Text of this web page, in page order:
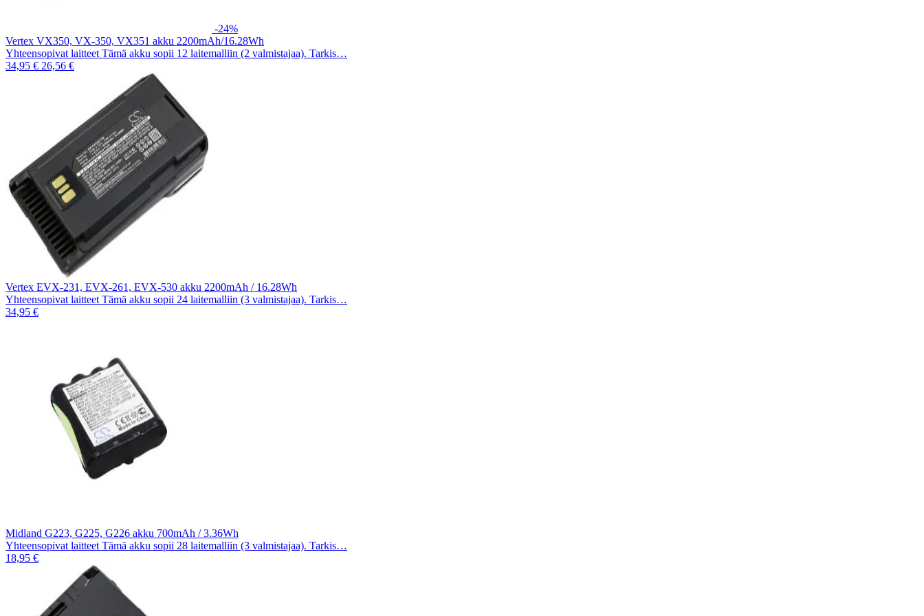
-24%
Vertex VX350, VX-350, VX351 akku 2200mAh/16.28Wh
Yhteensopivat laitteet Tämä akku sopii 12 laitemalliin (2 valmistajaa). Tarkis…
34,95 € 26,56 €
Vertex EVX-231, EVX-261, EVX-530 akku 2200mAh / 16.28Wh
Yhteensopivat laitteet Tämä akku sopii 24 laitemalliin (3 valmistajaa). Tarkis…
34,95 €
Midland G223, G225, G226 akku 700mAh / 3.36Wh
Yhteensopivat laitteet Tämä akku sopii 28 laitemalliin (3 valmistajaa). Tarkis…
18,95 €